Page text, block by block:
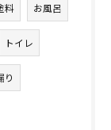
料 お風呂
トイレ
り